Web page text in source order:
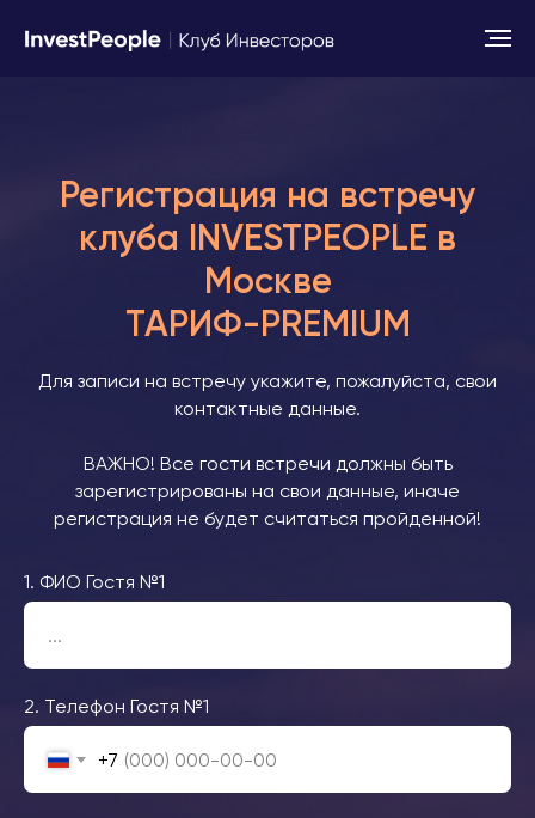
Регистрация на встречу
клуба INVESTPEOPLE в
Москве
ТАРИФ-PREMIUM
Для записи на встречу укажите, пожалуйста, свои
контактные данные.
ВАЖНО! Все гости встречи должны быть
зарегистрированы на свои данные, иначе
регистрация не будет считаться пройденной!
1. ФИО Гостя №1
2. Телефон Гостя №1
+7